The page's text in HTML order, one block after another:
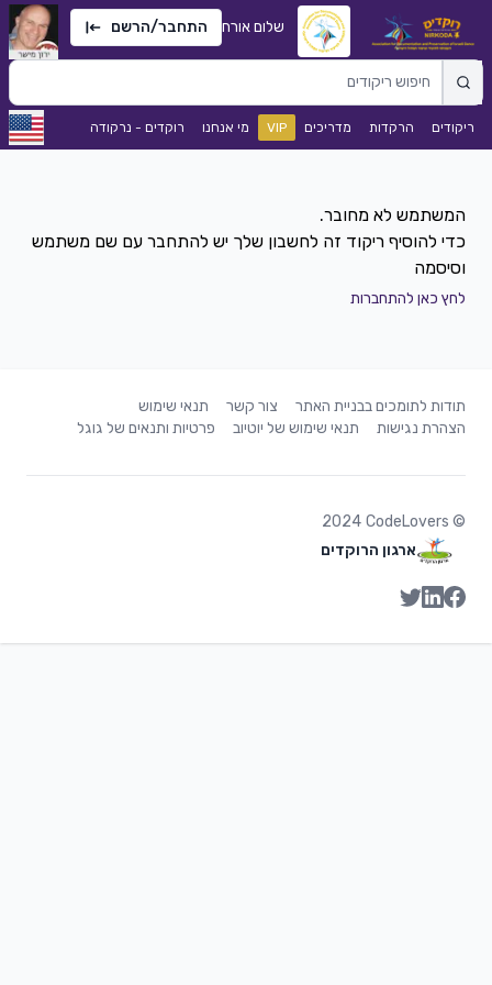
שלום אורח התחבר/הרשם
ריקודים הרקדות מדריכים VIP מי אנחנו רוקדים - נרקודה
כדי להוסיף ריקוד זה לחשבון שלך יש להתחבר עם שם משתמש
וסיסמה
לחץ כאן להתחברות
תודות לתומכים בבניית האתר צור קשר
תנאי שימוש
הצהרת נגישות
תנאי שימוש של יוטיוב פרטיות ותנאים של גוגל
©
2024 CodeLovers
ארגון הרוקדים